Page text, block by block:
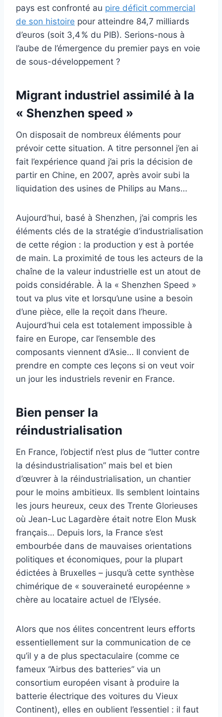
pays est confronté au pire déficit commercial
de son histoire pour atteindre 84,7 milliards
d’euros (soit 3,4 % du PIB). Serions-nous à
l’aube de l’émergence du premier pays en voie
de sous-développement ?
Migrant industriel assimilé à la
« Shenzhen speed »
On disposait de nombreux éléments pour
prévoir cette situation. A titre personnel j’en ai
fait l’expérience quand j’ai pris la décision de
partir en Chine, en 2007, après avoir subi la
liquidation des usines de Philips au Mans…
Aujourd’hui, basé à Shenzhen, j’ai compris les
éléments clés de la stratégie d’industrialisation
de cette région : la production y est à portée
de main. La proximité de tous les acteurs de la
chaîne de la valeur industrielle est un atout de
poids considérable. À la « Shenzhen Speed »
tout va plus vite et lorsqu’une usine a besoin
d’une pièce, elle la reçoit dans l’heure.
Aujourd’hui cela est totalement impossible à
faire en Europe, car l’ensemble des
composants viennent d’Asie… Il convient de
prendre en compte ces leçons si on veut voir
un jour les industriels revenir en France.
Bien penser la
réindustrialisation
En France, l’objectif n’est plus de “lutter contre
la désindustrialisation” mais bel et bien
d’œuvrer à la réindustrialisation, un chantier
pour le moins ambitieux. Ils semblent lointains
les jours heureux, ceux des Trente Glorieuses
où Jean-Luc Lagardère était notre Elon Musk
français… Depuis lors, la France s’est
embourbée dans de mauvaises orientations
politiques et économiques, pour la plupart
édictées à Bruxelles – jusqu’à cette synthèse
chimérique de « souveraineté européenne »
chère au locataire actuel de l’Elysée.
Alors que nos élites concentrent leurs efforts
essentiellement sur la communication de ce
qu’il y a de plus spectaculaire (comme ce
fameux “Airbus des batteries” via un
consortium européen visant à produire la
batterie électrique des voitures du Vieux
Continent), elles en oublient l’essentiel : il faut